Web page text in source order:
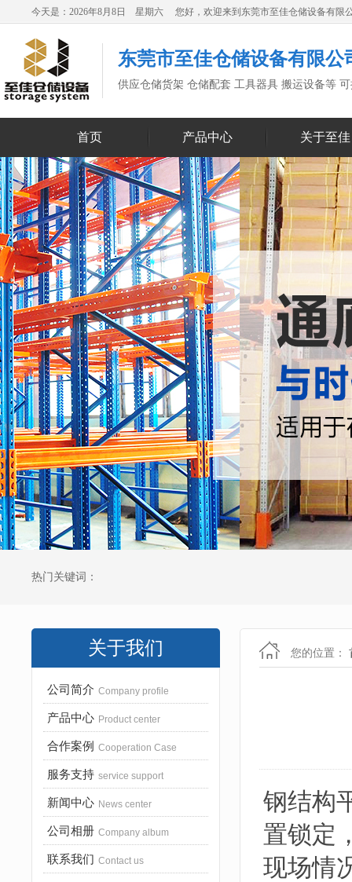
今天是：2026年8月8日 星期六 您好，欢迎来到东莞市至佳仓储设备有限
东莞市至佳仓储设备有限公
供应仓储货架 仓储配套 工具器具 搬运设备等
首页 产品中心 关于至佳
热门关键词：
关于我们
公司简介 Company profile
产品中心 Product center
合作案例 Cooperation Case
服务支持 service support
新闻中心 News center
公司相册 Company album
联系我们 Contact us
您的位置：
钢结构
置锁定
现场情